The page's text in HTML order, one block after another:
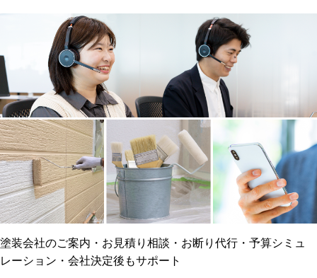
メーカー保証
工事保険
ご近所トラブルに
賠償保険
断熱・遮熱塗料対応
雨漏り修繕
防水工事
塗装会社のご案内・お見積り相談・お断り代行・予算シミュ
レーション・会社決定後もサポート